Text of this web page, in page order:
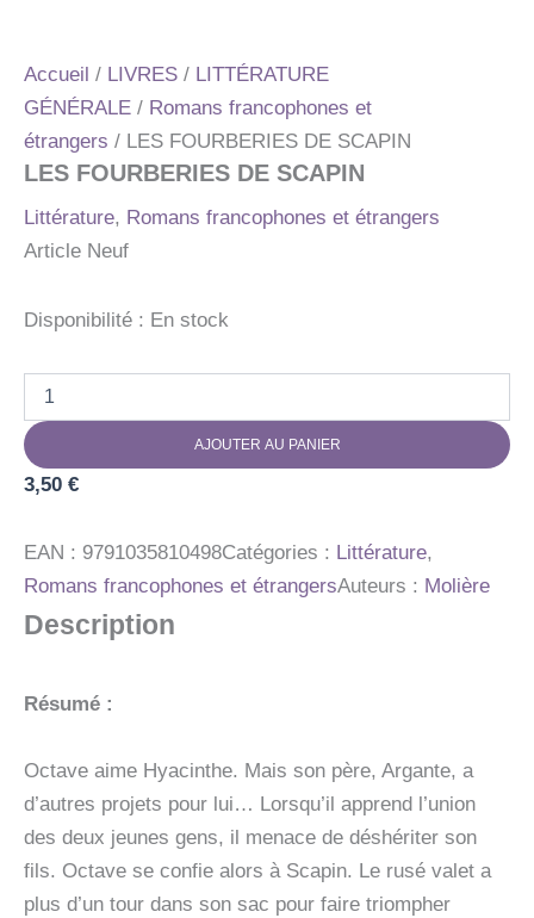
Accueil / LIVRES / LITTÉRATURE
GÉNÉRALE / Romans francophones et
étrangers / LES FOURBERIES DE SCAPIN
LES FOURBERIES DE SCAPIN
Littérature, Romans francophones et étrangers
Article Neuf
Disponibilité : En stock
LES
FOURBERIES
DE
AJOUTER AU PANIER
3,50 €
EAN : 9791035810498Catégories : Littérature,
Romans francophones et étrangersAuteurs : Molière
Description
Résumé :
Octave aime Hyacinthe. Mais son père, Argante, a
d’autres projets pour lui… Lorsqu’il apprend l’union
des deux jeunes gens, il menace de déshériter son
fils. Octave se confie alors à Scapin. Le rusé valet a
plus d’un tour dans son sac pour faire triompher